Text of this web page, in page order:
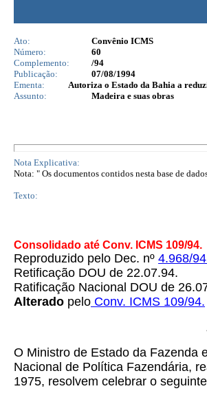
Ato:
Convênio ICMS
Número:
60
Complemento:
/94
Publicação:
07/08/1994
Ementa:
Autoriza o Estado da Bahia a
Assunto:
Madeira e suas obras
Nota Explicativa:
Nota: " Os documentos contidos nesta base de
Texto:
Consolidado até Conv. ICMS 109/94.
Reproduzido pelo Dec. nº 4.968/
Retificação DOU de 22.07.94.
Ratificação Nacional DOU de
Alterado pelo Conv. ICMS 109/94.
O Ministro de Estado da Fazenda
Nacional de Política Fazendária,
1975, resolvem celebrar o seguinte